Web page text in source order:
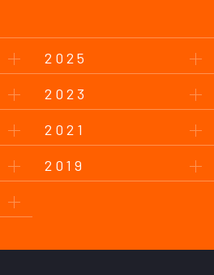
2025
2023
2021
2019